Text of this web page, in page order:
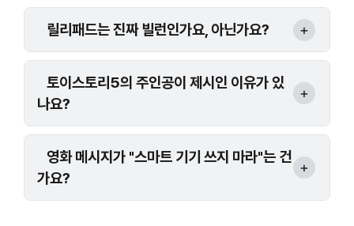
릴리패드는 진짜 빌런인가요, 아닌가요?
토이스토리5의 주인공이 제시인 이유가 있
나요?
영화 메시지가 "스마트 기기 쓰지 마라"는 건
가요?